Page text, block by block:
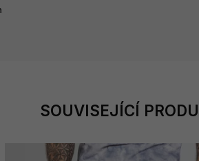
SOUVISEJÍCÍ